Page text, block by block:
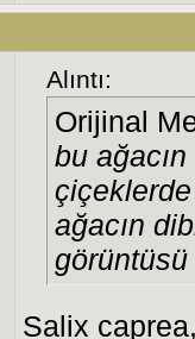
Alıntı:
Orijinal
bu
ağacın
görüntüsü
Salix